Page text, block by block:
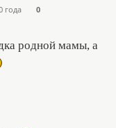
года 0
родной мамы, а